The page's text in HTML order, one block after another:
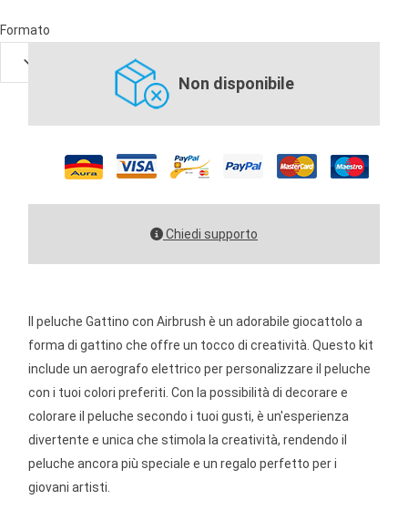
Formato
Non disponibile
Chiedi supporto
Il peluche Gattino con Airbrush è un adorabile giocattolo a
forma di gattino che offre un tocco di creatività. Questo kit
include un aerografo elettrico per personalizzare il peluche
con i tuoi colori preferiti. Con la possibilità di decorare e
colorare il peluche secondo i tuoi gusti, è un'esperienza
divertente e unica che stimola la creatività, rendendo il
peluche ancora più speciale e un regalo perfetto per i
giovani artisti.